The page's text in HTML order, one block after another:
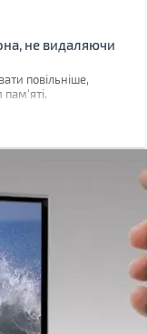
не видаляючи
повільніше,